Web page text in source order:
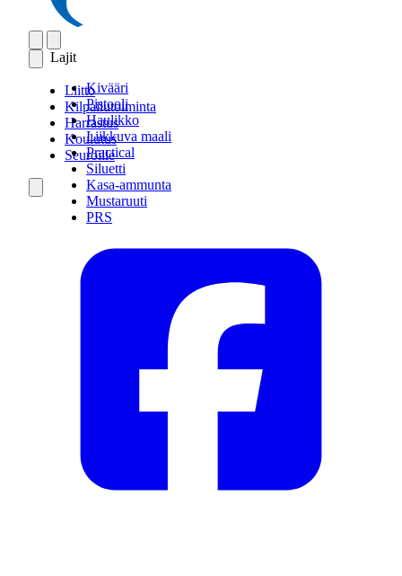
Lajit
Kivääri
Pistooli
Haulikko
Liikkuva maali
Practical
Siluetti
Kasa-ammunta
Mustaruuti
PRS
Liitto
Kilpailutoiminta
Harrastus
Koulutus
Seuroille